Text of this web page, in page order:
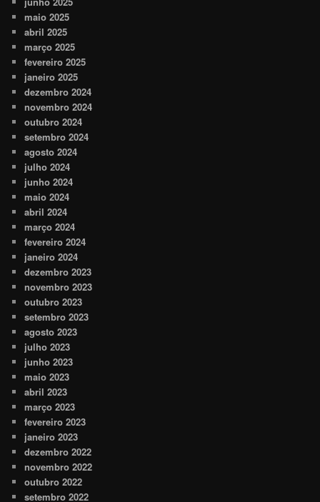
maio 2025
abril 2025
março 2025
fevereiro 2025
janeiro 2025
dezembro 2024
novembro 2024
outubro 2024
setembro 2024
agosto 2024
julho 2024
junho 2024
maio 2024
abril 2024
março 2024
fevereiro 2024
janeiro 2024
dezembro 2023
novembro 2023
outubro 2023
setembro 2023
agosto 2023
julho 2023
junho 2023
maio 2023
abril 2023
março 2023
fevereiro 2023
janeiro 2023
dezembro 2022
novembro 2022
outubro 2022
setembro 2022